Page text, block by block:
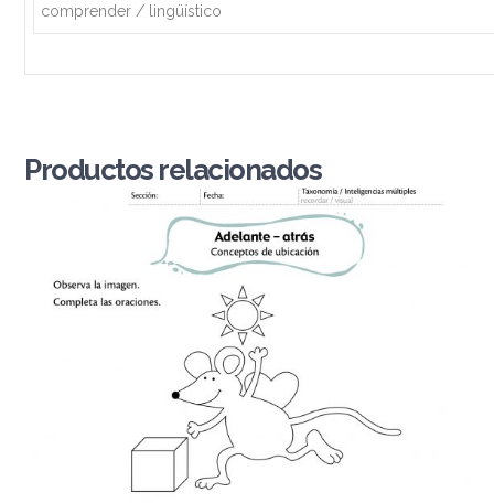
comprender / lingüístico
Productos relacionados